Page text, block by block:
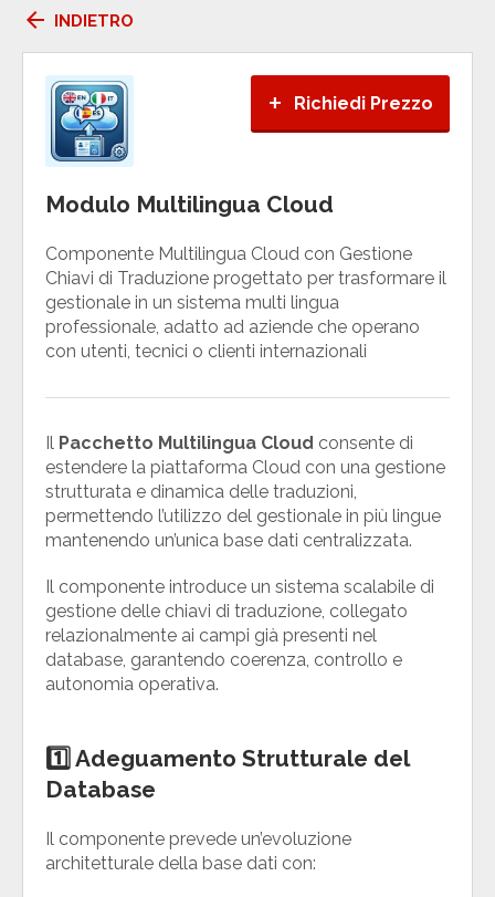
arrow_back INDIETRO
+ Richiedi Prezzo
Modulo Multilingua Cloud
Componente Multilingua Cloud con Gestione
Chiavi di Traduzione progettato per trasformare il
gestionale in un sistema multi lingua
professionale, adatto ad aziende che operano
con utenti, tecnici o clienti internazionali
Il Pacchetto Multilingua Cloud consente di
estendere la piattaforma Cloud con una gestione
strutturata e dinamica delle traduzioni,
permettendo l’utilizzo del gestionale in più lingue
mantenendo un’unica base dati centralizzata.
Il componente introduce un sistema scalabile di
gestione delle chiavi di traduzione, collegato
relazionalmente ai campi già presenti nel
database, garantendo coerenza, controllo e
autonomia operativa.
1️⃣ Adeguamento Strutturale del
Database
Il componente prevede un’evoluzione
architetturale della base dati con: